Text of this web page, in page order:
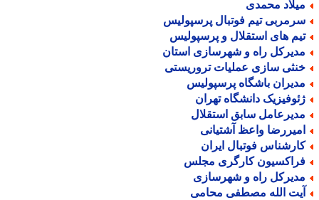
محمدی
تیم فوتبال پرسپولیس
های استقلال و پرسپولیس
راه و شهرسازی استان
سازی عملیات تروریستی
باشگاه پرسپولیس
دانشگاه تهران
سابق استقلال
واعظ آشتیانی
فوتبال ایران
کارگری مجلس
راه و شهرسازی
الله مصطفی محامی